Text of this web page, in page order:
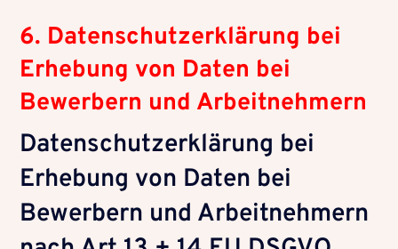
6. Datenschutzerklärung bei
Erhebung von Daten bei
Bewerbern und Arbeitnehmern
Datenschutzerklärung bei
Erhebung von Daten bei
Bewerbern und Arbeitnehmern